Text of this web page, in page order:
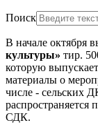
Поиск
В начале октября
культуры» тир.
которую
материалы о
числе - сельских
распространяется
СДК.